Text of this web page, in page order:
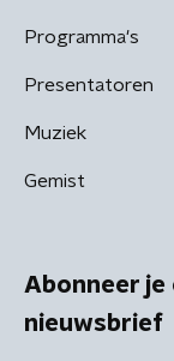
Programma's
Presentatoren
Muziek
Gemist
Abonneer je
nieuwsbrief